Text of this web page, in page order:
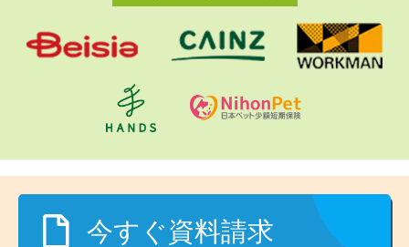
今すぐ資料請求